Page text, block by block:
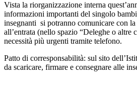
Vista la riorganizzazione interna
informazioni importanti del singolo
insegnanti si potranno comunicare con la
all’entrata (nello spazio “Deleghe o altre
necessità più urgenti tramite telefono.
Patto di corresponsabilità: sul sito
da scaricare, firmare e consegnare alle